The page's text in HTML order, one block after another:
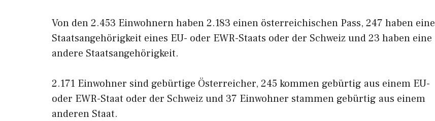
Von den 2.453 Einwohnern haben 2.183 einen österreichischen Pass, 247 haben eine
Staatsangehörigkeit eines EU- oder EWR-Staats oder der Schweiz und 23 haben eine
andere Staatsangehörigkeit.
2.171 Einwohner sind gebürtige Österreicher, 245 kommen gebürtig aus einem EU-
oder EWR-Staat oder der Schweiz und 37 Einwohner stammen gebürtig aus einem
anderen Staat.